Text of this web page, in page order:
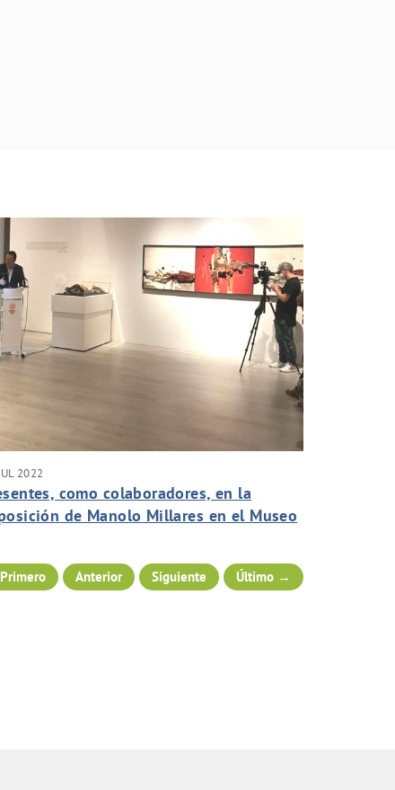
2022
como colaboradores, en la
de Manolo Millares en el Museo
Anterior Siguiente Último →